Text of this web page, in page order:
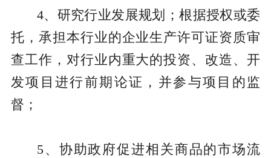
4、研究行业发展规划；根据授权或委
托，承担本行业的企业生产许可证资质审
查工作，对行业内重大的投资、改造、开
发项目进行前期论证，并参与项目的监
督；
5、协助政府促进相关商品的市场流